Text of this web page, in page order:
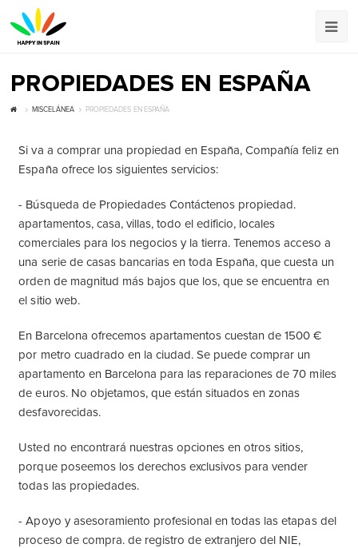
PROPIEDADES EN ESPAÑA
MISCELÁNEA PROPIEDADES EN ESPAÑA
Si va a comprar una propiedad en España, Compañía feliz en
España ofrece los siguientes servicios:
- Búsqueda de Propiedades Contáctenos propiedad.
apartamentos, casa, villas, todo el edificio, locales
comerciales para los negocios y la tierra. Tenemos acceso a
una serie de casas bancarias en toda España, que cuesta un
orden de magnitud más bajos que los, que se encuentra en
el sitio web.
En Barcelona ofrecemos apartamentos cuestan de 1500 €
por metro cuadrado en la ciudad. Se puede comprar un
apartamento en Barcelona para las reparaciones de 70 miles
de euros. No objetamos, que están situados en zonas
desfavorecidas.
Usted no encontrará nuestras opciones en otros sitios,
porque poseemos los derechos exclusivos para vender
todas las propiedades.
- Apoyo y asesoramiento profesional en todas las etapas del
proceso de compra. de registro de extranjero del NIE,